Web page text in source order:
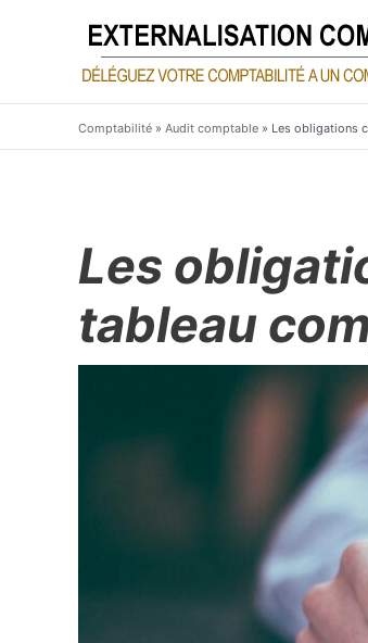
Comptabilité » Audit comptable » Les obligations
Les
tableau